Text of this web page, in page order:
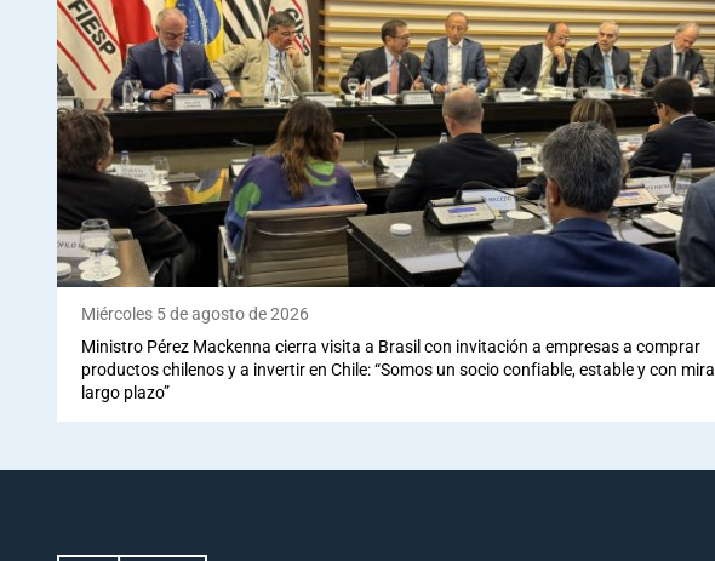
Miércoles 5 de agosto de 2026
Ministro Pérez Mackenna cierra visita a Brasil con invitación a empresas a comprar
productos chilenos y a invertir en Chile: “Somos un socio confiable, estable y con
largo plazo”